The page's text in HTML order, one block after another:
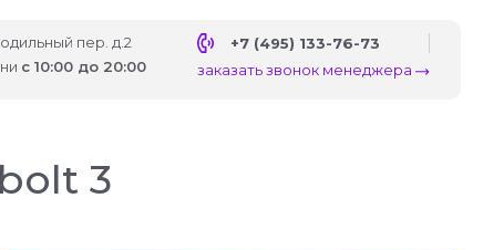
пер. д.2
с 10:00 до 20:00
+7 (495) 133-76-73
заказать звонок менеджера
3